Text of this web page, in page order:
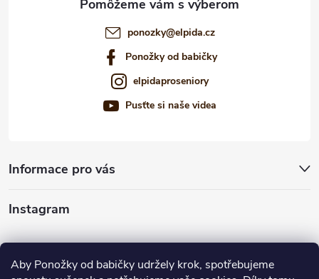
Aby Ponožky od babičky udržely krok, spotřebujeme
ponozky@elpida.cz
Ponožky od babičky
elpidaproseniory
Pusťte si naše videa
Informace pro vás
Instagram